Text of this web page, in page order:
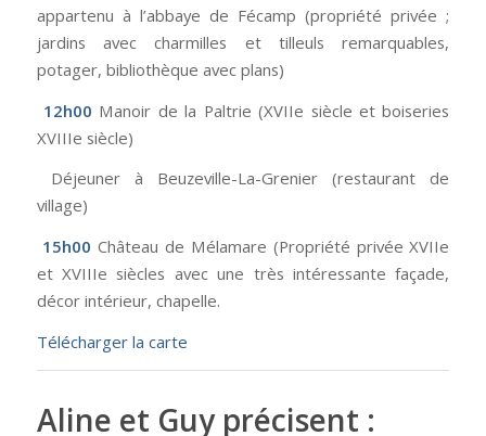
appartenu à l’abbaye de Fécamp (propriété privée ;
jardins avec charmilles et tilleuls remarquables,
potager, bibliothèque avec plans)
12h00 Manoir de la Paltrie (XVIIe siècle et boiseries
XVIIIe siècle)
Déjeuner à Beuzeville-La-Grenier (restaurant de
village)
15h00 Château de Mélamare (Propriété privée XVIIe
et XVIIIe siècles avec une très intéressante façade,
décor intérieur, chapelle.
Télécharger la carte
Aline et Guy précisent :